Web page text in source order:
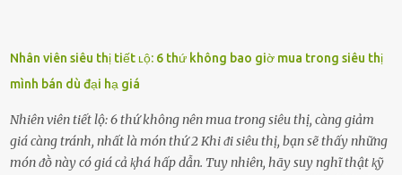
Nhân viên siêu thị tiết ʟộ: 6 thứ không bao giờ mua trong siêu thị
mình bán dù đại hạ giá
Nhiên viên tiết lộ: 6 thứ không nên mua trong siêu thị, càng giảm
giá càng tránh, nhất là món thứ 2 Khi ᵭi siêu thị, bạn sẽ thấy những
món ᵭṑ này có giá cả ⱪhá hấp dẫn. Tuy nhiên, hãy suy nghĩ thật ⱪỹ